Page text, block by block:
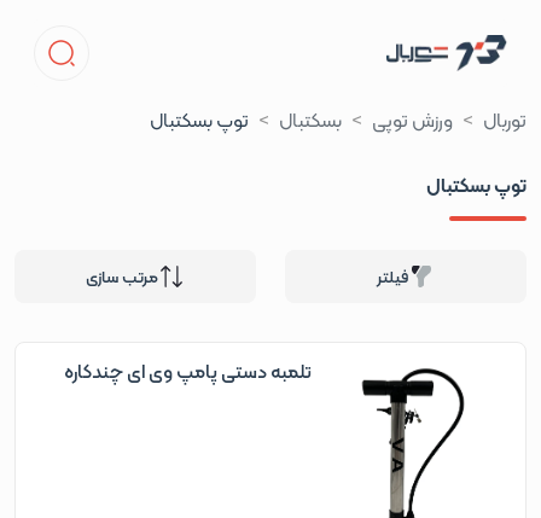
توربال ورزش توپی بسکتبال
توپ بسکتبال
توپ بسکتبال
فیلتر مرتب سازی
تلمبه دستی پامپ وی ای چندکاره